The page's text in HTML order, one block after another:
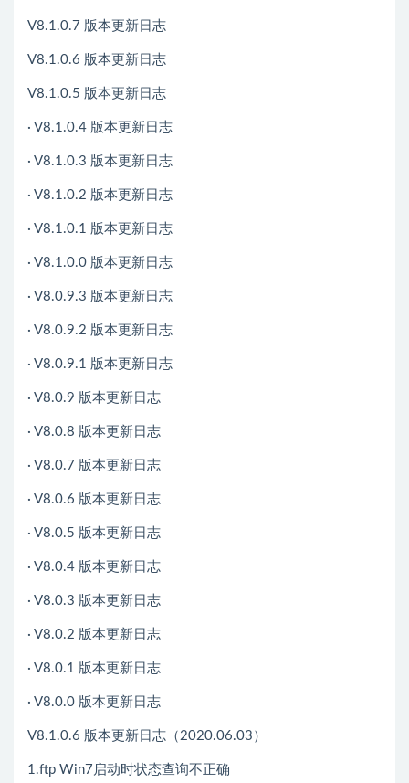
V8.1.0.7 版本更新日志
V8.1.0.6 版本更新日志
V8.1.0.5 版本更新日志
· V8.1.0.4 版本更新日志
· V8.1.0.3 版本更新日志
· V8.1.0.2 版本更新日志
· V8.1.0.1 版本更新日志
· V8.1.0.0 版本更新日志
· V8.0.9.3 版本更新日志
· V8.0.9.2 版本更新日志
· V8.0.9.1 版本更新日志
· V8.0.9 版本更新日志
· V8.0.8 版本更新日志
· V8.0.7 版本更新日志
· V8.0.6 版本更新日志
· V8.0.5 版本更新日志
· V8.0.4 版本更新日志
· V8.0.3 版本更新日志
· V8.0.2 版本更新日志
· V8.0.1 版本更新日志
· V8.0.0 版本更新日志
V8.1.0.6 版本更新日志（2020.06.03）
1.ftp Win7启动时状态查询不正确